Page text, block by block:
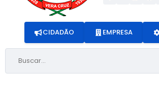
Buscar...
CIDADÃO EMPRESA